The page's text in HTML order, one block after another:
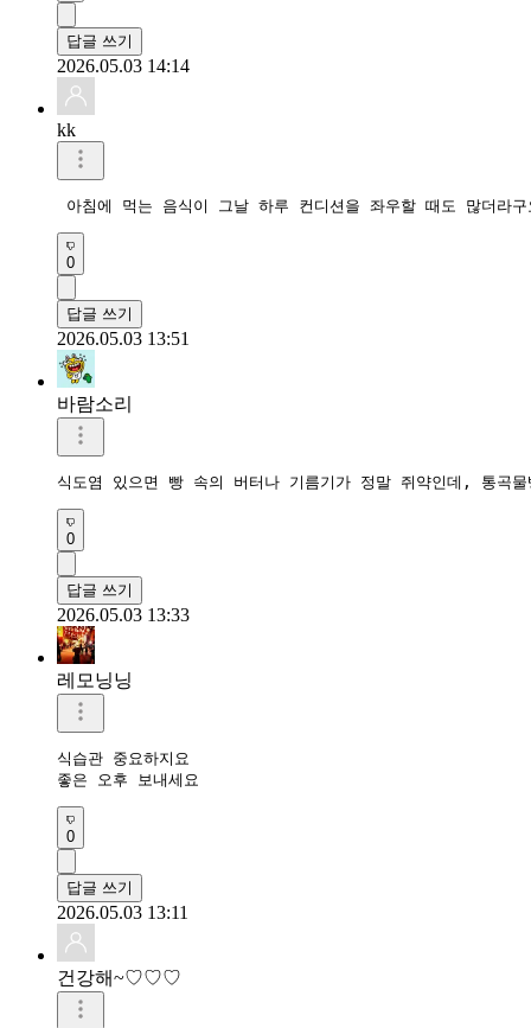
답글 쓰기
2026.05.03 14:14
kk
아침에 먹는 음식이 그날 하루 컨디션을 좌우할 때도 많더라구
0
답글 쓰기
2026.05.03 13:51
바람소리
식도염 있으면 빵 속의 버터나 기름기가 정말 쥐약인데, 통곡
0
답글 쓰기
2026.05.03 13:33
레모닝닝
식습관 중요하지요
좋은 오후 보내세요
0
답글 쓰기
2026.05.03 13:11
건강해~♡♡♡